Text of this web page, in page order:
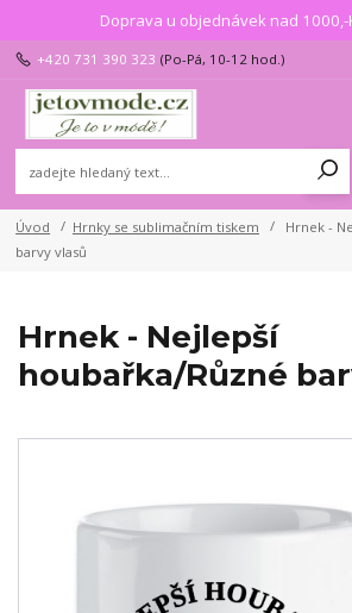
Doprava u objednávek nad 1000,-
+420 731 390 323 (Po-Pá, 10-12 hod.)
Úvod Hrnky se sublimačním tiskem
Hrnek -
barvy vlasů
Hrnek - Nejlepší
houbařka/Různé